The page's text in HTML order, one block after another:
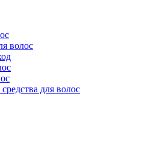
волос
для волос